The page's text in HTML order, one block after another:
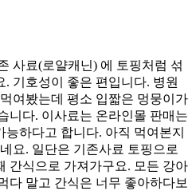
사료(로얄캐닌) 에 토핑처럼 섞
기호성이 좋은 편입니다. 병원
여봤는데 평소 입짧은 멍뭉이가
니다. 이사료는 온라인몰 판매는
하다고 합니다. 아직 먹여본지
요. 일단은 기존사료 토핑으로
간식으로 가져가구요. 모든 강아
다 말고 간식은 너무 좋아하다보